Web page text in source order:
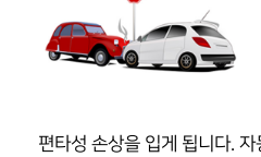
편타성 손상을 입게 됩니다. 자